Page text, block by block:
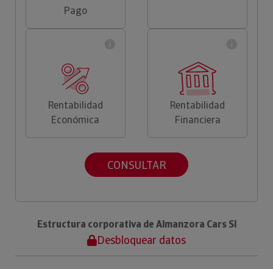
Pago
Rentabilidad
Económica
Rentabilidad
Financiera
CONSULTAR
Estructura corporativa de Almanzora Cars Sl
Desbloquear datos